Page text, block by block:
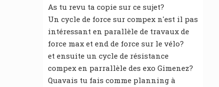
As tu revu ta copie sur ce sujet?
Un cycle de force sur compex n'est il pas
intéressant en parallèle de travaux de
force max et end de force sur le vélo?
et ensuite un cycle de résistance
compex en parrallèle des exo Gimenez?
Quavais tu fais comme planning à